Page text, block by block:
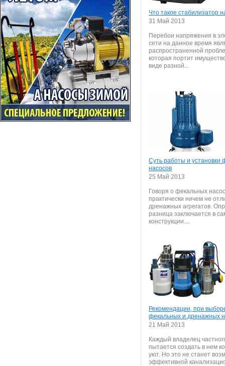
Что такое стабилизатор
31 Май 2013
Перебои напряжения в
сети на данное время
распространенной
которая портит
виде разной...
Суть работы и установки
насосов
25 Май 2013
Говоря о фекальных
практически ничем не
дренажных агрегатов.
разница заключается в
конструкции....
Рекомендации, при
фекальных и дренажных
21 Май 2013
Каждый владелец
пытается создать в нем
уют. Но это не станет
эффективной